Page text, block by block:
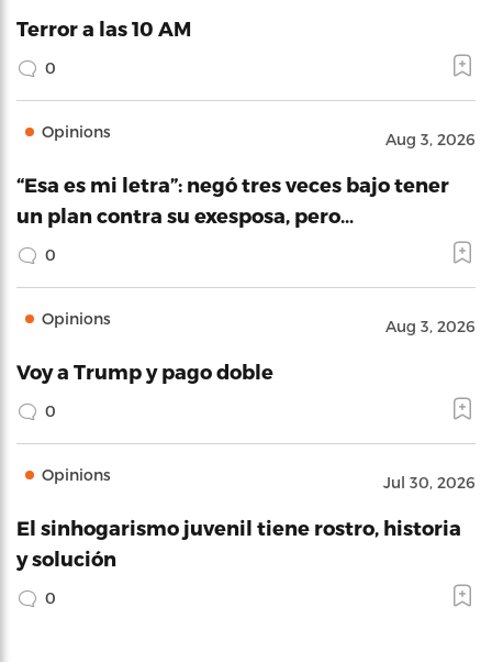
Terror a las 10 AM
0
Opinions Aug 3, 2026
“Esa es mi letra”: negó tres veces bajo tener
un plan contra su exesposa, pero…
0
Opinions Aug 3, 2026
Voy a Trump y pago doble
0
Opinions Jul 30, 2026
El sinhogarismo juvenil tiene rostro, historia
y solución
0